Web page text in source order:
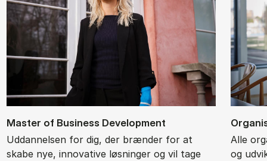
Ma­ster of Bu­si­ness De­ve­l­op­ment
Uddannelsen for dig, der brænder for at
skabe nye, innovative løsninger og vil tage
Alle
og